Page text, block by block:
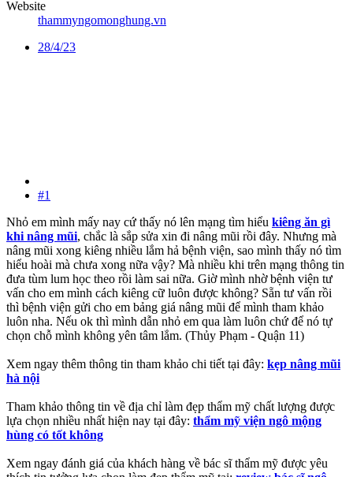
Website
thammyngomonghung.vn
28/4/23
#1
Nhỏ em mình mấy nay cứ thấy nó lên mạng tìm hiểu kiêng ăn gì
khi nâng mũi, chắc là sắp sửa xin đi nâng mũi rồi đây. Nhưng mà
nâng mũi xong kiêng nhiều lắm hả bệnh viện, sao mình thấy nó tìm
hiểu hoài mà chưa xong nữa vậy? Mà nhiều khi trên mạng thông tin
đưa tùm lum học theo rồi làm sai nữa. Giờ mình nhờ bệnh viện tư
vấn cho em mình cách kiêng cữ luôn được không? Sẵn tư vấn rồi
thì bệnh viện gửi cho em bảng giá nâng mũi để mình tham khảo
luôn nha. Nếu ok thì mình dẫn nhỏ em qua làm luôn chứ để nó tự
chọn chỗ mình không yên tâm lắm. (Thủy Phạm - Quận 11)
Xem ngay thêm thông tin tham khảo chi tiết tại đây: kẹp nâng mũi
hà nội
Tham khảo thông tin về địa chỉ làm đẹp thẩm mỹ chất lượng được
lựa chọn nhiều nhất hiện nay tại đây: thẩm mỹ viện ngô mộng
hùng có tốt không
Xem ngay đánh giá của khách hàng về bác sĩ thẩm mỹ được yêu